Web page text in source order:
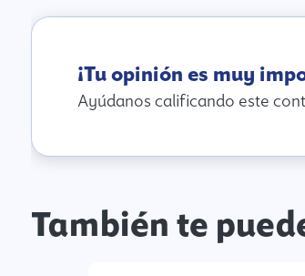
¡Tu opinión es muy
Ayúdanos calificando este
También te